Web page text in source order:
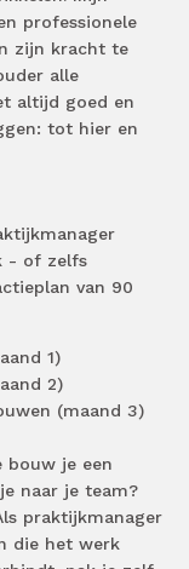
professionele
zijn kracht te
alle
altijd goed en
tot hier en
- of zelfs
van 90
1)
2)
(maand 3)
bouw je een
naar je team?
praktijkmanager
die het werk